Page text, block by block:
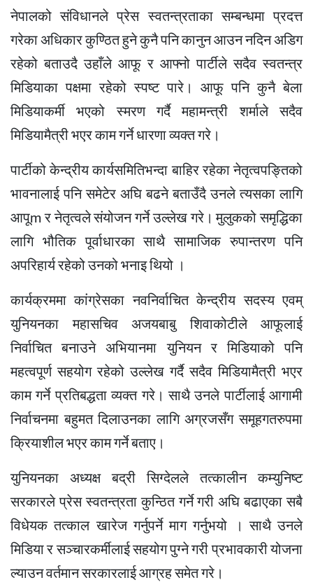
नेपालको संविधानले प्रेस स्वतन्त्रताका सम्बन्धमा प्रदत्त
गरेका अधिकार कुण्ठित हुने कुनै पनि कानुन आउन नदिन अडिग
रहेको बताउदै उहाँले आफू र आफ्नो पार्टीले सदैव स्वतन्त्र
मिडियाका पक्षमा रहेको स्पष्ट पारे। आफू पनि कुनै बेला
मिडियाकर्मी भएको स्मरण गर्दै महामन्त्री शर्माले सदैव
मिडियामैत्री भएर काम गर्ने धारणा व्यक्त गरे।
पार्टीको केन्द्रीय कार्यसमितिभन्दा बाहिर रहेका नेतृत्वपङ्तिको
भावनालाई पनि समेटेर अघि बढने बताउँदै उनले त्यसका लागि
आपूm र नेतृत्वले संयोजन गर्ने उल्लेख गरे। मुलुकको समृद्धिका
लागि भौतिक पूर्वाधारका साथै सामाजिक रुपान्तरण पनि
अपरिहार्य रहेको उनको भनाइ थियो ।
कार्यक्रममा कांग्रेसका नवनिर्वाचित केन्द्रीय सदस्य एवम्
युनियनका महासचिव अजयबाबु शिवाकोटीले आफूलाई
निर्वाचित बनाउने अभियानमा युनियन र मिडियाको पनि
महत्वपूर्ण सहयोग रहेको उल्लेख गर्दै सदैव मिडियामैत्री भएर
काम गर्ने प्रतिबद्धता व्यक्त गरे। साथै उनले पार्टीलाई आगामी
निर्वाचनमा बहुमत दिलाउनका लागि अग्रजसँग समूहगतरुपमा
क्रियाशील भएर काम गर्ने बताए।
युनियनका अध्यक्ष बद्री सिग्देलले तत्कालीन कम्युनिष्ट
सरकारले प्रेस स्वतन्त्रता कुन्ठित गर्ने गरी अघि बढाएका सबै
विधेयक तत्काल खारेज गर्नुपर्ने माग गर्नुभयो । साथै उनले
मिडिया र सञ्चारकर्मीलाई सहयोग पुग्ने गरी प्रभावकारी योजना
ल्याउन वर्तमान सरकारलाई आग्रह समेत गरे।